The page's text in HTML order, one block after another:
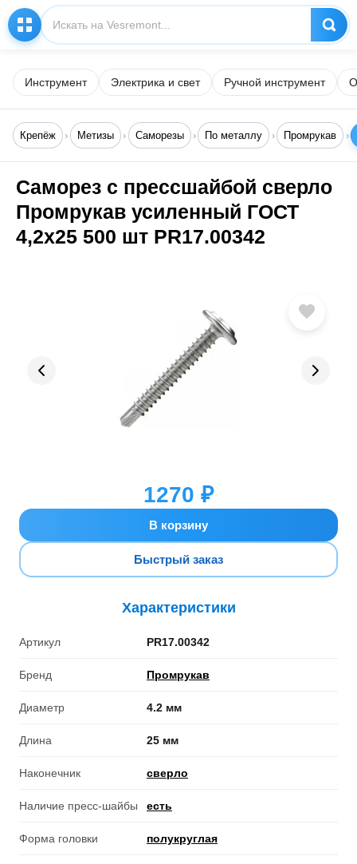
Инструмент Электрика и свет Ручной инструмент
Крепёж Метизы Саморезы По металлу Промрукав
Саморез с прессшайбой сверло
Промрукав усиленный ГОСТ
4,2x25 500 шт PR17.00342
1270 ₽
В корзину
Быстрый заказ
Характеристики
Артикул PR17.00342
Бренд Промрукав
Диаметр 4.2 мм
Длина 25 мм
Наконечник сверло
Наличие пресс-шайбы есть
Форма головки полукруглая